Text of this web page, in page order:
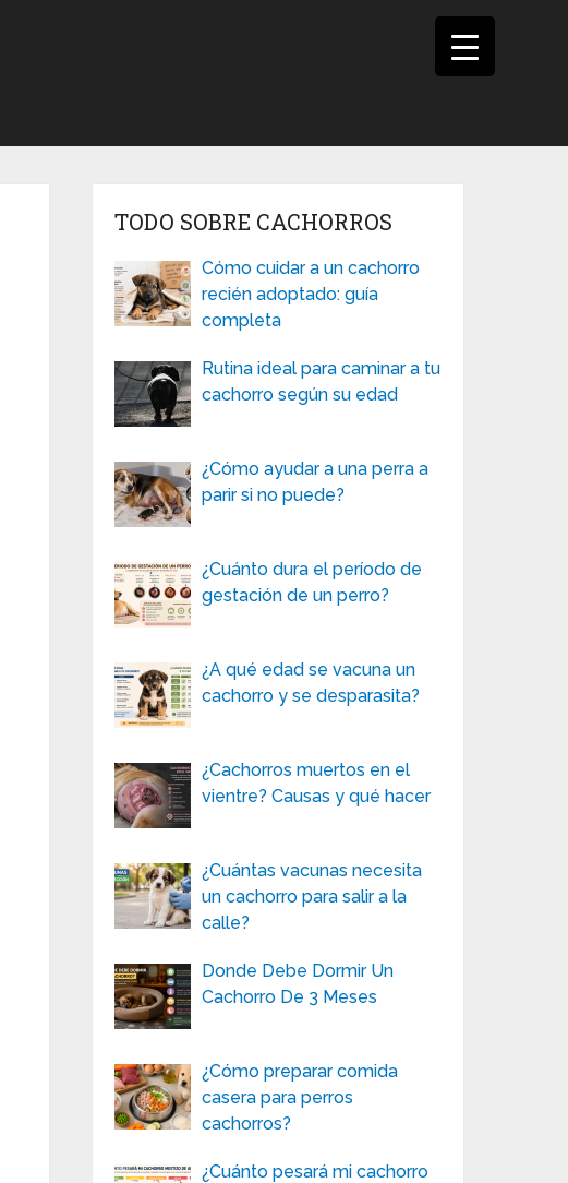
TODO SOBRE CACHORROS
Cómo cuidar a un cachorro
recién adoptado: guía
completa
Rutina ideal para caminar a tu
cachorro según su edad
¿Cómo ayudar a una perra a
parir si no puede?
¿Cuánto dura el período de
gestación de un perro?
¿A qué edad se vacuna un
cachorro y se desparasita?
¿Cachorros muertos en el
vientre? Causas y qué hacer
¿Cuántas vacunas necesita
un cachorro para salir a la
calle?
Donde Debe Dormir Un
Cachorro De 3 Meses
¿Cómo preparar comida
casera para perros
cachorros?
¿Cuánto pesará mi cachorro